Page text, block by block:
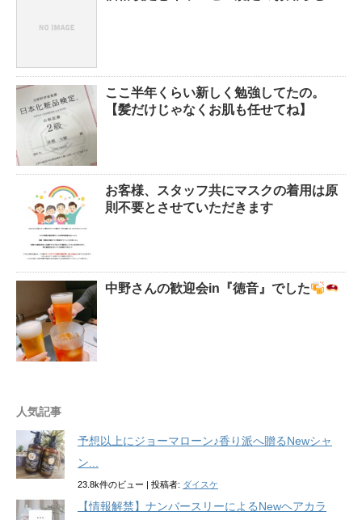
ここ半年くらい新しく勉強してたの。
【髪だけじゃなくお肌も任せてね】
お客様、スタッフ共にマスクの着用は原
則不要とさせていただきます
中野さんの歓迎会in『徳音』でした
人気記事
予想以上にジョーマローン♪香り派へ贈るNewシャ
ン...
23.8k件のビュー 投稿者: ダイスケ
【情報解禁】ナンバースリーによるNewヘアカラ